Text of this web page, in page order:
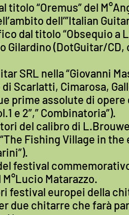
titolo “Oremus” del
dell’”Italian
dal titolo “Obsequio a
Gilardino (DotGuitar/CD,
SRL nella “Giovanni
Scarlatti, Cimarosa,
prime assolute di
e 2”,” Combinatoria”).
del calibro di
Fishing Village in
festival
Matarazzo.
festival europei della
due chitarre che farà